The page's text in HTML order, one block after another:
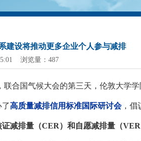
建设将推动更多企业个人参与减排
浏览量：487
联合国气候大会的第三天，伦敦大学
高质量减排信用标准国际研讨会，倡
减排量（CER）和自愿减排量（